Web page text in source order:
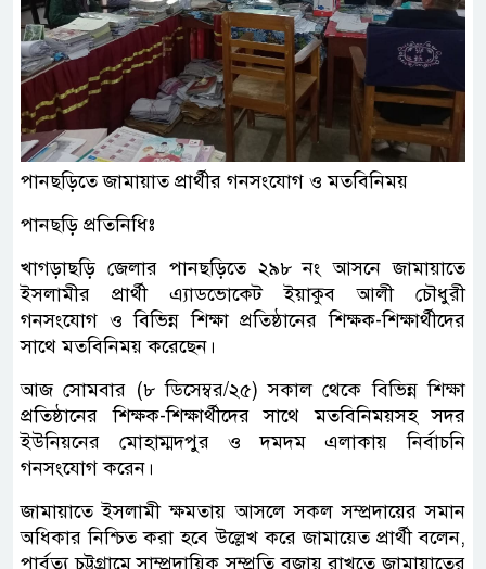
পানছড়িতে জামায়াত প্রার্থীর গনসংযোগ ও মতবিনিময়
পানছড়ি প্রতিনিধিঃ
খাগড়াছড়ি জেলার পানছড়িতে ২৯৮ নং আসনে জামায়াতে
ইসলামীর প্রার্থী এ্যাডভোকেট ইয়াকুব আলী চৌধুরী
গনসংযোগ ও বিভিন্ন শিক্ষা প্রতিষ্ঠানের শিক্ষক-শিক্ষার্থীদের
সাথে মতবিনিময় করেছেন।
আজ সোমবার (৮ ডিসেম্বর/২৫) সকাল থেকে বিভিন্ন শিক্ষা
প্রতিষ্ঠানের শিক্ষক-শিক্ষার্থীদের সাথে মতবিনিময়সহ সদর
ইউনিয়নের মোহাম্মদপুর ও দমদম এলাকায় নির্বাচনি
গনসংযোগ করেন।
জামায়াতে ইসলামী ক্ষমতায় আসলে সকল সম্প্রদায়ের সমান
অধিকার নিশ্চিত করা হবে উল্লেখ করে জামায়েত প্রার্থী বলেন,
পার্বত্য চট্টগ্রামে সাম্প্রদায়িক সম্প্রতি বজায় রাখতে জামায়াতের